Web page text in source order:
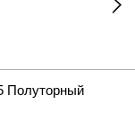
Полуторный